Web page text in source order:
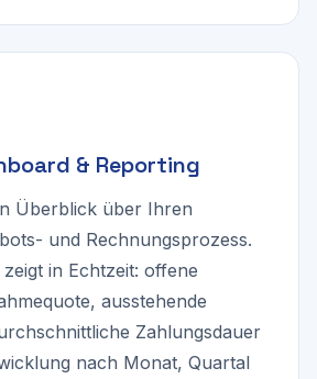
& Reporting
Überblick über Ihren
und Rechnungsprozess.
in Echtzeit: offene
ausstehende
Zahlungsdauer
nach Monat, Quartal